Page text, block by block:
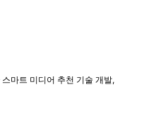
마트 미디어 추천 기술 개발,